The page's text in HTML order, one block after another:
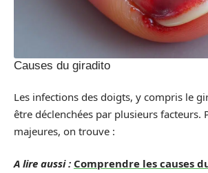
Causes du giradito
Les infections des doigts, y compris le
être déclenchées par plusieurs facteurs.
majeures, on trouve :
A lire aussi : Comprendre les causes